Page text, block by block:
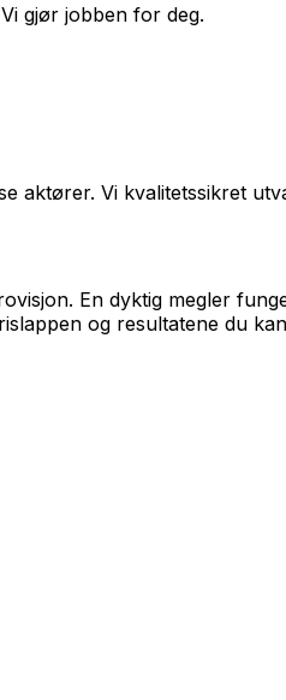
gjør jobben for deg.
aktører. Vi kvalitetssikret
En dyktig megler
og resultatene du